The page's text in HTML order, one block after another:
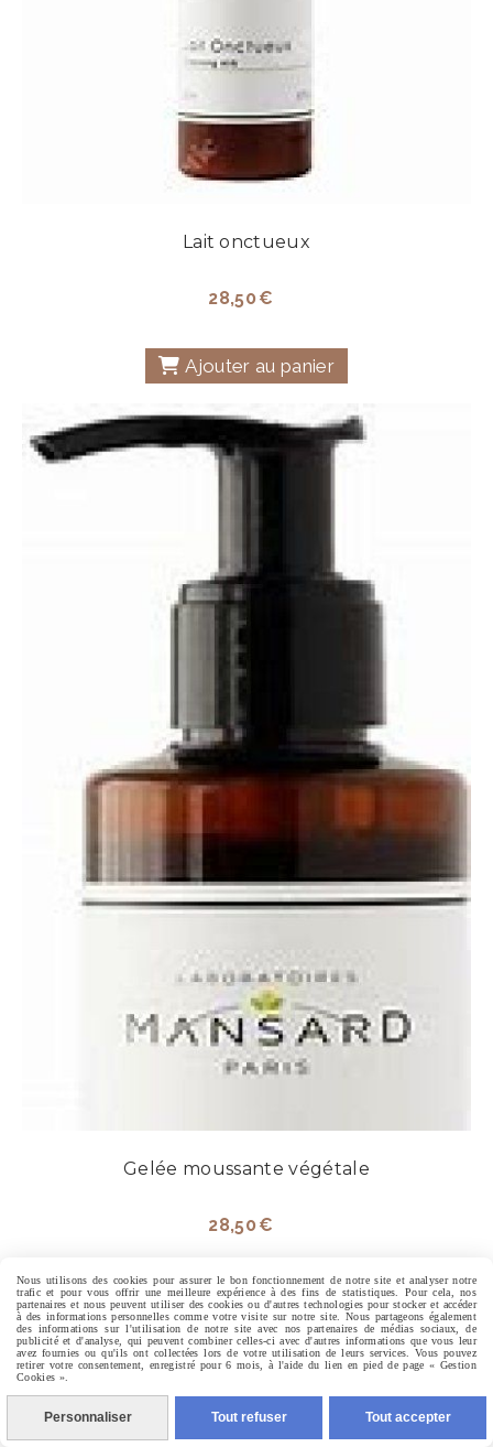
Lait onctueux
28,50 €
Ajouter au panier
Gelée moussante végétale
28,50 €
Ajouter au panier
Nous utilisons des cookies pour assurer le bon fonctionnement de notre site et analyser notre
trafic et pour vous offrir une meilleure expérience à des fins de statistiques. Pour cela, nos
partenaires et nous peuvent utiliser des cookies ou d'autres technologies pour stocker et accéder
à des informations personnelles comme votre visite sur notre site. Nous partageons également
des informations sur l'utilisation de notre site avec nos partenaires de médias sociaux, de
publicité et d'analyse, qui peuvent combiner celles-ci avec d'autres informations que vous leur
avez fournies ou qu'ils ont collectées lors de votre utilisation de leurs services. Vous pouvez
retirer votre consentement, enregistré pour 6 mois, à l'aide du lien en pied de page « Gestion
Cookies ».
Personnaliser Tout refuser Tout accepter